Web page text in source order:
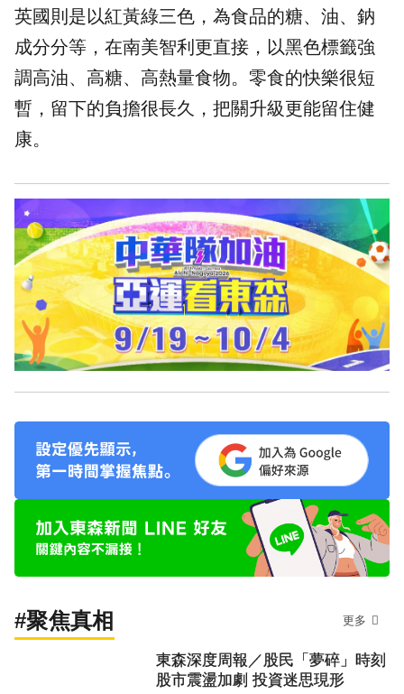
英國則是以紅黃綠三色，為食品的糖、油、鈉
成分分等，在南美智利更直接，以黑色標籤強
調高油、高糖、高熱量食物。零食的快樂很短
暫，留下的負擔很長久，把關升級更能留住健
康。
#聚焦真相 更多
東森深度周報／股民「夢碎」時刻
股市震盪加劇 投資迷思現形